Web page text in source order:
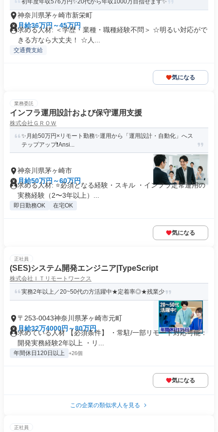
初年度年収576万円✨20代から年収1000万目指せます✨
神奈川県茅ヶ崎市新栄町
月給36万円～45万円
求める人材: ＜学歴・業種・職種経験不問＞ ☆明るい対応がで
きる方なら大丈夫！ ☆人...
交通費支給
気になる
業務委託
インフラ運用設計および保守運用支援
株式会社ＧＲＯＷ
✨️月給50万円×リモート勤務✨️運用から「運用設計・自動化」へス
テップアップ❗️Ansi...
神奈川県茅ヶ崎市
月給50万円～60万円
求める人材: ⭐必須となる経験・スキル ・インフラ定常運用の
実務経験（2〜3年以上）...
即日勤務OK 在宅OK
気になる
正社員
(SES)システム開発エンジニア|TypeScript
株式会社ＩＴリモートワークス
実務2年以上／20~50代の方活躍中★定着率◎★残業少
〒253-0043神奈川県茅ヶ崎市元町
月給32万4000円～80万円
求めている人材 【必須条件】 ・常駐/一部リモート対応可能：
開発実務経験2年以上 ・リ...
年間休日120日以上 +26個
気になる
この企業の類似求人を見る
正社員